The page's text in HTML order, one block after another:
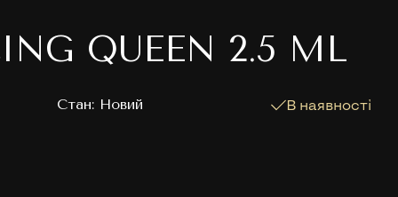
QUEEN 2.5 ML
Cтан: Новий В наявності